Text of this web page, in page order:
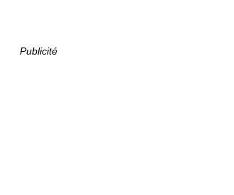
Publicité